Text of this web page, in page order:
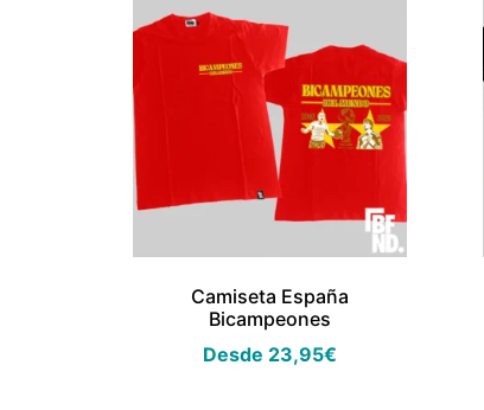
Camiseta España
Bicampeones
Desde 23,95€